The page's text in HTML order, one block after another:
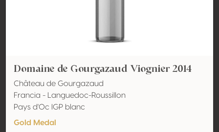
Domaine de Gourgazaud Viognier 2014
Château de Gourgazaud
Francia - Languedoc-Roussillon
Pays d'Oc IGP blanc
Gold Medal